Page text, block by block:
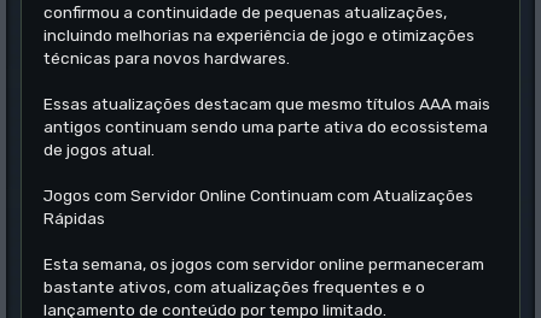
confirmou a continuidade de pequenas atualizações,
incluindo melhorias na experiência de jogo e otimizações
técnicas para novos hardwares.
Essas atualizações destacam que mesmo títulos AAA mais
antigos continuam sendo uma parte ativa do ecossistema
de jogos atual.
Jogos com Servidor Online Continuam com Atualizações
Rápidas
Esta semana, os jogos com servidor online permaneceram
bastante ativos, com atualizações frequentes e o
lançamento de conteúdo por tempo limitado.